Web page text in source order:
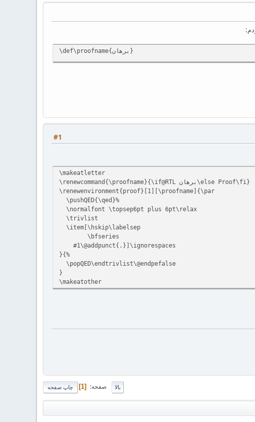
‎\def\proofname{برهان}‎
#1
\makeatletter
\renewcommand{\proofname}{\if@RTL برهان\else Proof\fi}
\renewenvironment{proof}[1][\proofname]{\par
\pushQED{\qed}%
\normalfont \topsep6pt plus 6pt\relax
\trivlist
\item[\hskip\labelsep
\bfseries
#1\@addpunct{.}]\ignorespaces
}{%
\popQED\endtrivlist\@endpefalse
}
\makeatother
چاپ صفحه بالا صفحه 1